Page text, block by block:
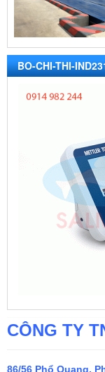
BO-CHI-THI-
CÔNG TY
86/56 Phổ Quang,